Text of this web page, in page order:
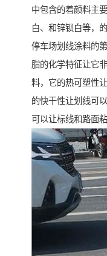
中包含的着颜料主
白、和锌钡白等，
停车场划线涂料的
脂的化学特征让它
料，它的热可塑性
的快干性让划线可
可以让标线和路面粘